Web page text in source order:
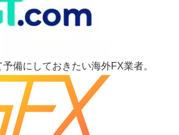
備にしておきたい海外FX業者。